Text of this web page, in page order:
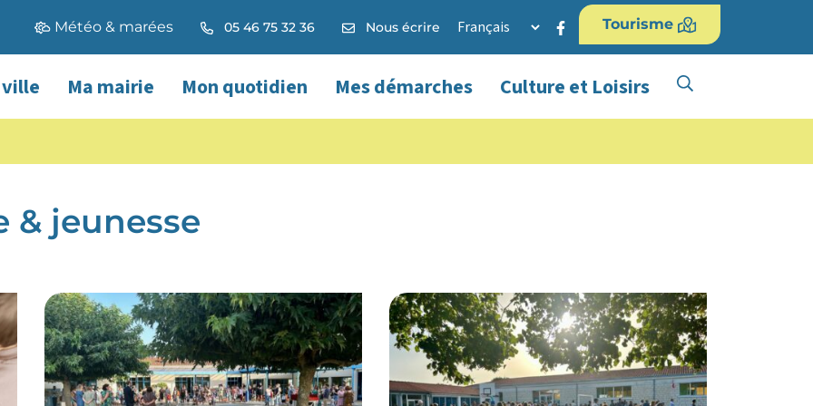
Météo & marées 05 46 75 32 36 Nous écrire Lien vers le compte Facebook
Tourisme
ville Ma mairie Mon quotidien Mes démarches Culture et Loisirs Afficher la
& jeunesse